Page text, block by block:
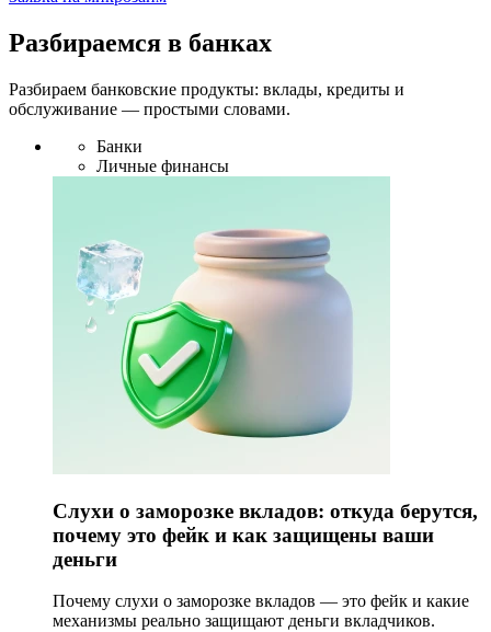
Разбираемся в банках
Разбираем банковские продукты: вклады, кредиты и
обслуживание — простыми словами.
Банки
Личные финансы
Слухи о заморозке вкладов: откуда берутся,
почему это фейк и как защищены ваши
деньги
Почему слухи о заморозке вкладов — это фейк и какие
механизмы реально защищают деньги вкладчиков.